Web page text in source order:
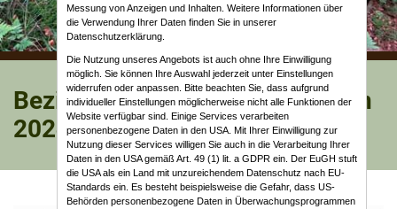
Bezirksmeisterschaft Feldbogen
2024 in Premich
Messung von Anzeigen und Inhalten. Weitere Informationen über
die Verwendung Ihrer Daten finden Sie in unserer
Datenschutzerklärung.
Die Nutzung unseres Angebots ist auch ohne Ihre Einwilligung
möglich. Sie können Ihre Auswahl jederzeit unter Einstellungen
widerrufen oder anpassen. Bitte beachten Sie, dass aufgrund
individueller Einstellungen möglicherweise nicht alle Funktionen der
Website verfügbar sind. Einige Services verarbeiten
personenbezogene Daten in den USA. Mit Ihrer Einwilligung zur
Nutzung dieser Services willigen Sie auch in die Verarbeitung Ihrer
Daten in den USA gemäß Art. 49 (1) lit. a GDPR ein. Der EuGH stuft
die USA als ein Land mit unzureichendem Datenschutz nach EU-
Standards ein. Es besteht beispielsweise die Gefahr, dass US-
Behörden personenbezogene Daten in Überwachungsprogrammen